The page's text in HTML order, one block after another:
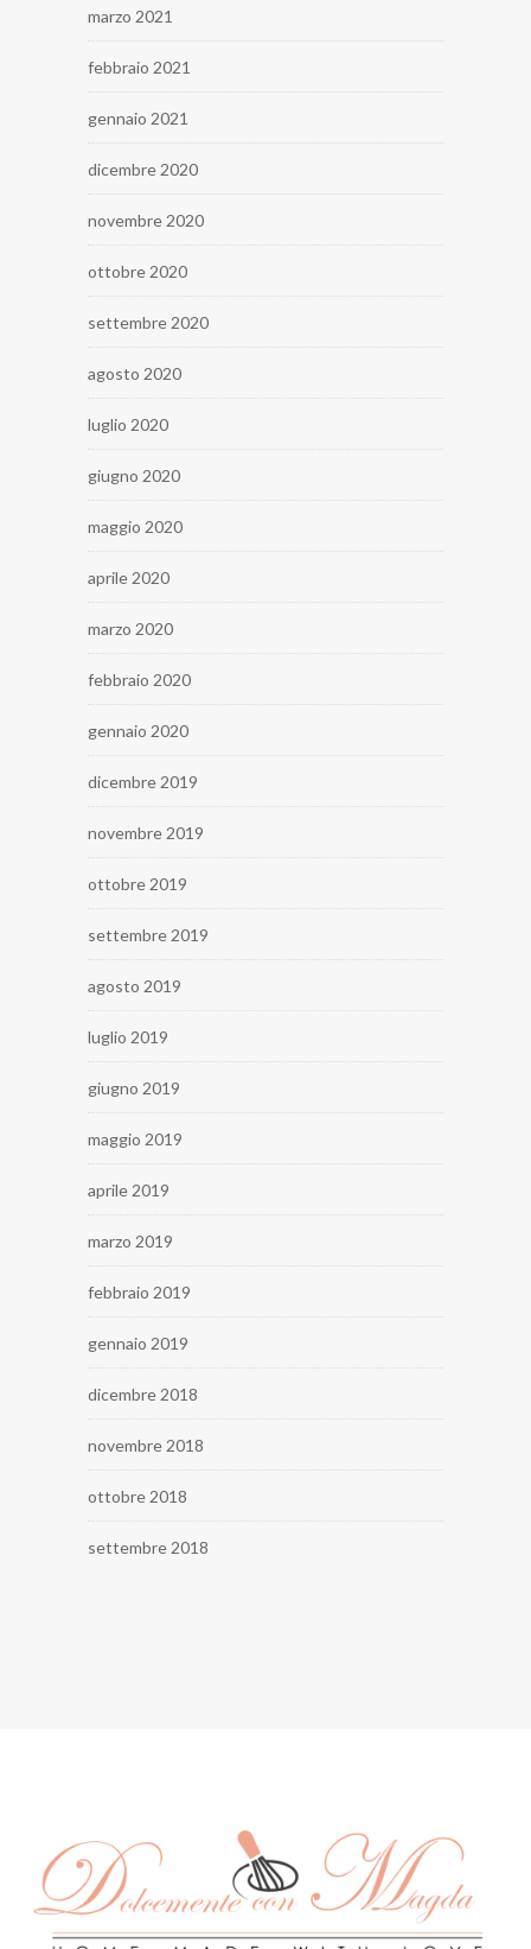
marzo 2021
febbraio 2021
gennaio 2021
dicembre 2020
novembre 2020
ottobre 2020
settembre 2020
agosto 2020
luglio 2020
giugno 2020
maggio 2020
aprile 2020
marzo 2020
febbraio 2020
gennaio 2020
dicembre 2019
novembre 2019
ottobre 2019
settembre 2019
agosto 2019
luglio 2019
giugno 2019
maggio 2019
aprile 2019
marzo 2019
febbraio 2019
gennaio 2019
dicembre 2018
novembre 2018
ottobre 2018
settembre 2018